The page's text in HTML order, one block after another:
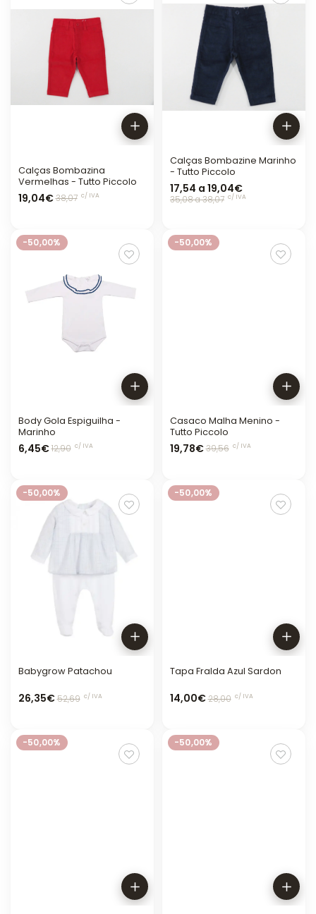
Calças Bombazina
Vermelhas - Tutto Piccolo
19,04€38,07 c/ IVA
Calças Bombazine Marinho
- Tutto Piccolo
17,54 a 19,04€
35,08 a 38,07 c/ IVA
-50,00%
Body Gola Espiguilha -
Marinho
6,45€12,90 c/ IVA
-50,00%
Casaco Malha Menino -
Tutto Piccolo
19,78€39,56 c/ IVA
-50,00%
Babygrow Patachou
26,35€52,69 c/ IVA
-50,00%
Tapa Fralda Azul Sardon
14,00€28,00 c/ IVA
-50,00% -50,00%